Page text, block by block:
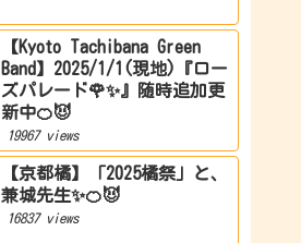
【Kyoto Tachibana Green
Band】2025/1/1(現地)『ロー
ズパレード🌹✨』随時追加更
新中🍊😈
19967 views
【京都橘】「2025橘祭」と、
兼城先生✨🍊😈
16837 views